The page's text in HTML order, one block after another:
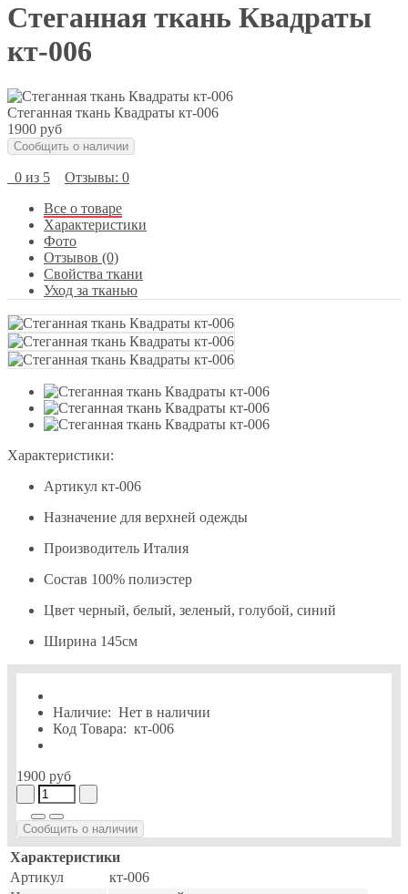
Cтеганная ткань Квадраты
кт-006
Cтеганная ткань Квадраты кт-006
1900 руб
Сообщить о наличии
0 из 5
Отзывы: 0
Все о товаре
Характеристики
Фото
Отзывов (0)
Свойства ткани
Уход за тканью
Характеристики:
Артикул кт-006
Назначение для верхней одежды
Производитель Италия
Состав 100% полиэстер
Цвет черный, белый, зеленый, голубой, синий
Ширина 145см
Наличие: Нет в наличии
Код Товара: кт-006
1900 руб
Сообщить о наличии
Характеристики
Артикул
кт-006